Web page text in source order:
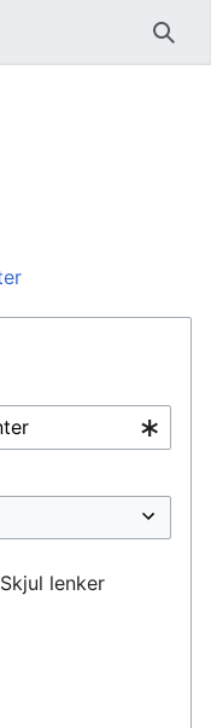
Søk
Skjul lenker